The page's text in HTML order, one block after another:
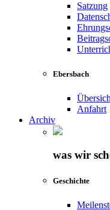
Satzung
Ebersbach
Anfahrt
Archiv
was wir
Geschichte